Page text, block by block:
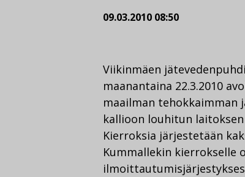
09.03.2010 08:50
Viikinmäen
maanantaina 22.3.2010
maailman
kallioon louhitun
Kierroksia järjestetään
Kummallekin kierrokselle